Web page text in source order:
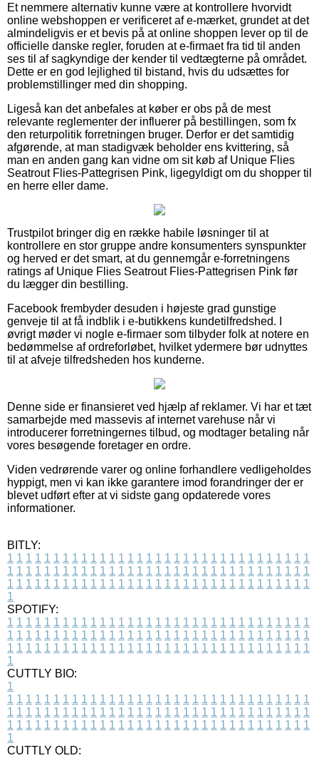
Et nemmere alternativ kunne være at kontrollere hvorvidt
online webshoppen er verificeret af e-mærket, grundet at det
almindeligvis er et bevis på at online shoppen lever op til de
officielle danske regler, foruden at e-firmaet fra tid til anden
ses til af sagkyndige der kender til vedtægterne på området.
Dette er en god lejlighed til bistand, hvis du udsættes for
problemstillinger med din shopping.
Ligeså kan det anbefales at køber er obs på de mest
relevante reglementer der influerer på bestillingen, som fx
den returpolitik forretningen bruger. Derfor er det samtidig
afgørende, at man stadigvæk beholder ens kvittering, så
man en anden gang kan vidne om sit køb af Unique Flies
Seatrout Flies-Pattegrisen Pink, ligegyldigt om du shopper til
en herre eller dame.
Trustpilot bringer dig en række habile løsninger til at
kontrollere en stor gruppe andre konsumenters synspunkter
og herved er det smart, at du gennemgår e-forretningens
ratings af Unique Flies Seatrout Flies-Pattegrisen Pink før
du lægger din bestilling.
Facebook frembyder desuden i højeste grad gunstige
genveje til at få indblik i e-butikkens kundetilfredshed. I
øvrigt møder vi nogle e-firmaer som tilbyder folk at notere en
bedømmelse af ordreforløbet, hvilket ydermere bør udnyttes
til at afveje tilfredsheden hos kunderne.
Denne side er finansieret ved hjælp af reklamer. Vi har et tæt
samarbejde med massevis af internet varehuse når vi
introducerer forretningernes tilbud, og modtager betaling når
vores besøgende foretager en ordre.
Viden vedrørende varer og online forhandlere vedligeholdes
hyppigt, men vi kan ikke garantere imod forandringer der er
blevet udført efter at vi sidste gang opdaterede vores
informationer.
BITLY:
1 1 1 1 1 1 1 1 1 1 1 1 1 1 1 1 1 1 1 1 1 1 1 1 1 1 1 1 1 1 1 1 1
1 1 1 1 1 1 1 1 1 1 1 1 1 1 1 1 1 1 1 1 1 1 1 1 1 1 1 1 1 1 1 1 1
1 1 1 1 1 1 1 1 1 1 1 1 1 1 1 1 1 1 1 1 1 1 1 1 1 1 1 1 1 1 1 1 1
1
SPOTIFY:
1 1 1 1 1 1 1 1 1 1 1 1 1 1 1 1 1 1 1 1 1 1 1 1 1 1 1 1 1 1 1 1 1
1 1 1 1 1 1 1 1 1 1 1 1 1 1 1 1 1 1 1 1 1 1 1 1 1 1 1 1 1 1 1 1 1
1 1 1 1 1 1 1 1 1 1 1 1 1 1 1 1 1 1 1 1 1 1 1 1 1 1 1 1 1 1 1 1 1
1
CUTTLY BIO:
1
1 1 1 1 1 1 1 1 1 1 1 1 1 1 1 1 1 1 1 1 1 1 1 1 1 1 1 1 1 1 1 1 1
1 1 1 1 1 1 1 1 1 1 1 1 1 1 1 1 1 1 1 1 1 1 1 1 1 1 1 1 1 1 1 1 1
1 1 1 1 1 1 1 1 1 1 1 1 1 1 1 1 1 1 1 1 1 1 1 1 1 1 1 1 1 1 1 1 1
1
CUTTLY OLD: